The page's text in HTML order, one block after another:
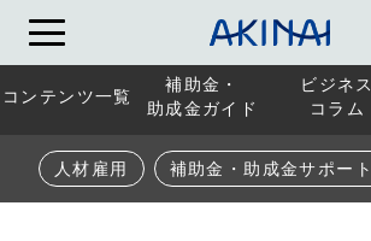
コンテンツ一覧
補助金・
助成金ガイド
ビジネス
コラム
人材雇用 補助金・助成金サポート